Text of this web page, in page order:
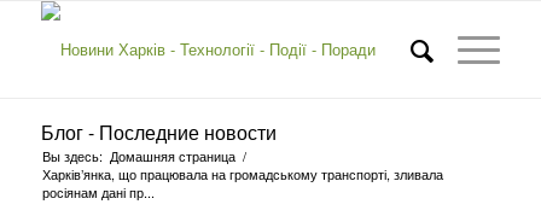
Блог - Последние новости
Вы здесь: Домашняя страница /
Харків’янка, що працювала на громадському транспорті, зливала
росіянам дані пр...